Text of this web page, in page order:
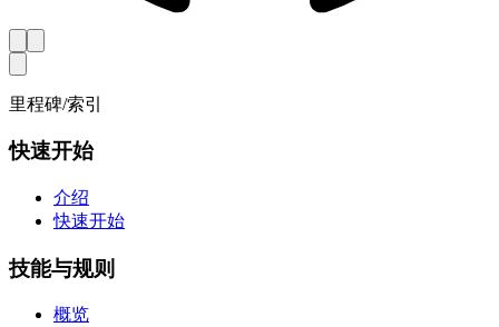
里程碑/索引
快速开始
介绍
快速开始
技能与规则
概览